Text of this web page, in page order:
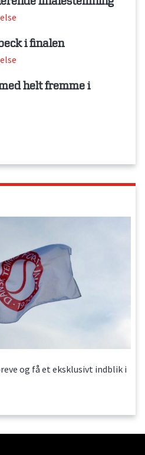
i finalen
helt fremme i
og få et eksklusivt indblik i